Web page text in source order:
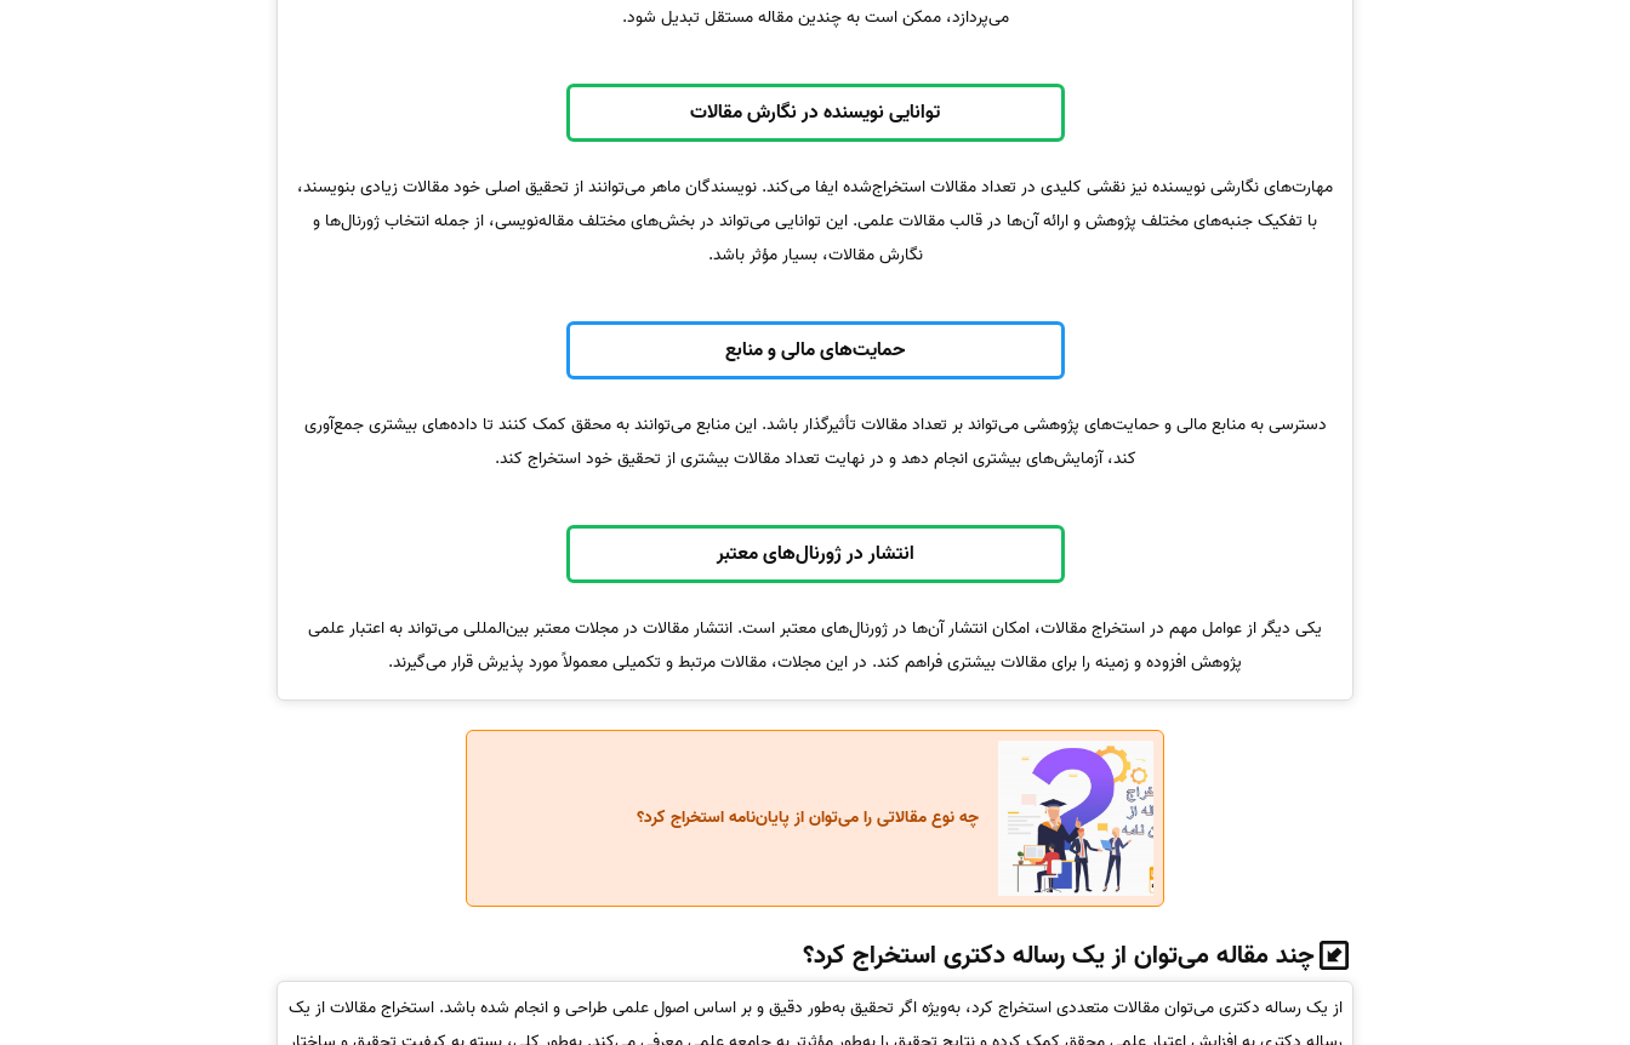
می‌پردازد، ممکن است به چندین مقاله مستقل تبدیل شود.
توانایی نویسنده در نگارش مقالات
مهارت‌های نگارشی نویسنده نیز نقشی کلیدی در تعداد مقالات استخراج‌شده ایفا می‌کند. نویسندگان ماهر می‌توانند از تحقیق اصلی خود مقالات زیادی بنویسند،
با تفکیک جنبه‌های مختلف پژوهش و ارائه آن‌ها در قالب مقالات علمی. این توانایی می‌تواند در بخش‌های مختلف مقاله‌نویسی، از جمله انتخاب ژورنال‌ها و
نگارش مقالات، بسیار مؤثر باشد.
حمایت‌های مالی و منابع
دسترسی به منابع مالی و حمایت‌های پژوهشی می‌تواند بر تعداد مقالات تأثیرگذار باشد. این منابع می‌توانند به محقق کمک کنند تا داده‌های بیشتری جمع‌آوری
کند، آزمایش‌های بیشتری انجام دهد و در نهایت تعداد مقالات بیشتری از تحقیق خود استخراج کند.
انتشار در ژورنال‌های معتبر
یکی دیگر از عوامل مهم در استخراج مقالات، امکان انتشار آن‌ها در ژورنال‌های معتبر است. انتشار مقالات در مجلات معتبر بین‌المللی می‌تواند به اعتبار علمی
پژوهش افزوده و زمینه را برای مقالات بیشتری فراهم کند. در این مجلات، مقالات مرتبط و تکمیلی معمولاً مورد پذیرش قرار می‌گیرند.
چه نوع مقالاتی را می‌توان از پایان‌نامه استخراج کرد؟
چند مقاله می‌توان از یک رساله دکتری استخراج کرد؟
از یک رساله دکتری می‌توان مقالات متعددی استخراج کرد، به‌ویژه اگر تحقیق به‌طور دقیق و بر اساس اصول علمی طراحی و انجام شده باشد. استخراج مقالات از یک